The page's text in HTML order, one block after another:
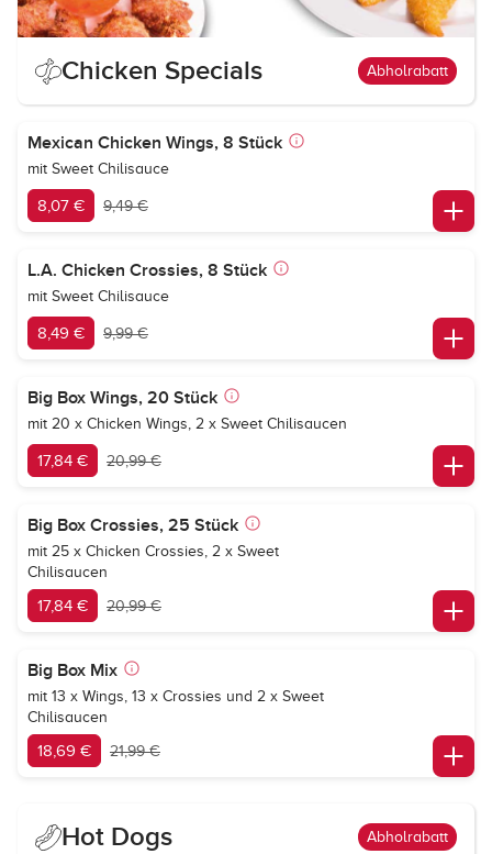
Chicken Specials Abholrabatt
Mexican Chicken Wings, 8 Stück
mit Sweet Chilisauce
8,07 € 9,49 €
L.A. Chicken Crossies, 8 Stück
mit Sweet Chilisauce
8,49 € 9,99 €
Big Box Wings, 20 Stück
mit 20 x Chicken Wings, 2 x Sweet Chilisaucen
17,84 € 20,99 €
Big Box Crossies, 25 Stück
mit 25 x Chicken Crossies, 2 x Sweet
Chilisaucen
17,84 € 20,99 €
Big Box Mix
mit 13 x Wings, 13 x Crossies und 2 x Sweet
Chilisaucen
18,69 € 21,99 €
Hot Dogs Abholrabatt